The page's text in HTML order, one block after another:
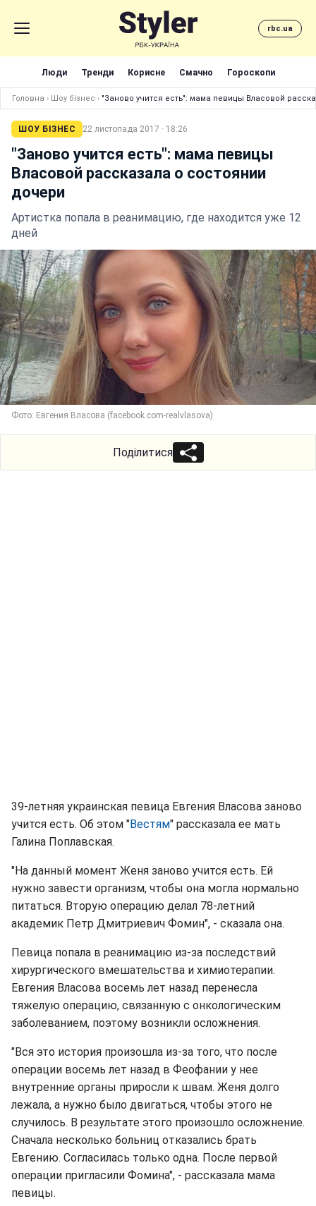
rbc.ua
Люди Тренди Корисне Смачно Гороскопи
Головна › Шоу бізнес › "Заново учится есть": мама певицы Власовой
ШОУ БІЗНЕС 22 листопада 2017 · 18:26
"Заново учится есть": мама певицы
Власовой рассказала о состоянии
дочери
Артистка попала в реанимацию, где находится уже 12
дней
Фото: Евгения Власова (facebook.com-realvlasova)
Поділитися
39-летняя украинская певица Евгения Власова заново
учится есть. Об этом "Вестям" рассказала ее мать
Галина Поплавская.
"На данный момент Женя заново учится есть. Ей
нужно завести организм, чтобы она могла нормально
питаться. Вторую операцию делал 78-летний
академик Петр Дмитриевич Фомин", - сказала она.
Певица попала в реанимацию из-за последствий
хирургического вмешательства и химиотерапии.
Евгения Власова восемь лет назад перенесла
тяжелую операцию, связанную с онкологическим
заболеванием, поэтому возникли осложнения.
"Вся это история произошла из-за того, что после
операции восемь лет назад в Феофании у нее
внутренние органы приросли к швам. Женя долго
лежала, а нужно было двигаться, чтобы этого не
случилось. В результате этого произошло осложнение.
Сначала несколько больниц отказались брать
Евгению. Согласилась только одна. После первой
операции пригласили Фомина", - рассказала мама
певицы.